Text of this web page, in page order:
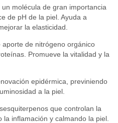
un molécula de gran importancia
de pH de la piel. Ayuda a
la elasticidad.
de nitrógeno orgánico
Promueve la vitalidad y la
epidérmica, previniendo
a la piel.
que controlan la
inflamación y calmando la piel.